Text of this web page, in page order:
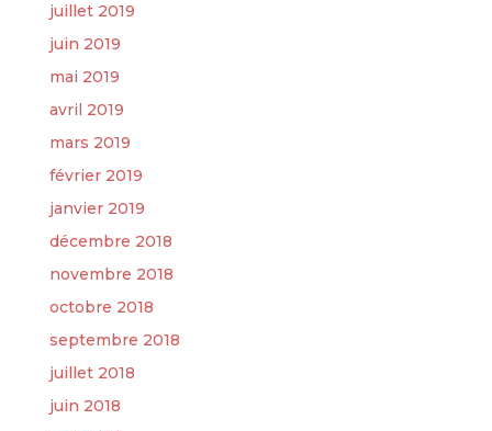
juillet 2019
juin 2019
mai 2019
avril 2019
mars 2019
février 2019
janvier 2019
décembre 2018
novembre 2018
octobre 2018
septembre 2018
juillet 2018
juin 2018